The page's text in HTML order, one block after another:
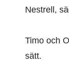
Nestrell,
Timo och
sätt.